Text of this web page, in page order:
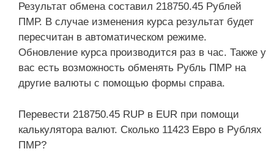
Результат обмена составил 218750.45 Рублей
ПМР. В случае изменения курса результат будет
пересчитан в автоматическом режиме.
Обновление курса производится раз в час. Также у
вас есть возможность обменять Рубль ПМР на
другие валюты с помощью формы справа.
Перевести 218750.45 RUP в EUR при помощи
калькулятора валют. Сколько 11423 Евро в Рублях
ПМР?